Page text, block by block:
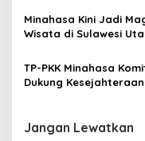
s
Minahasa Kini Jadi
Wisata di Sulawesi
TP-PKK Minahasa
Dukung Kesejahteraan
Jangan Lewatkan